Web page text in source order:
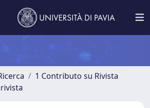
1 Contributo su Rivista